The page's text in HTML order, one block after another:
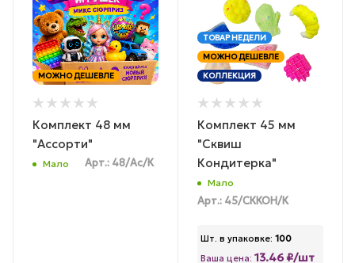
МОЖНО ДЕШЕВЛЕ
Комплект 48 мм
"Ассорти"
Мало Арт.: 48/Ас/К
ТОВАР НЕДЕЛИ
МОЖНО ДЕШЕВЛЕ
КОЛЛЕКЦИЯ
Комплект 45 мм
"Сквиш
Кондитерка"
Мало
Арт.: 45/СККОН/К
Шт. в упаковке: 100
Ваша цена: 13.46 ₽/шт